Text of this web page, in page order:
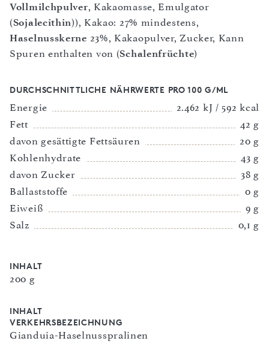
Vollmilchpulver, Kakaomasse, Emulgator
(Sojalecithin)), Kakao: 27% mindestens,
Haselnusskerne 23%, Kakaopulver, Zucker, Kann
Spuren enthalten von (Schalenfrüchte)
DURCHSCHNITTLICHE NÄHRWERTE PRO 100 G/ML
Energie
2.462 kJ / 592 kcal
Fett
42 g
davon gesättigte Fettsäuren
20 g
Kohlenhydrate
43 g
davon Zucker
38 g
Ballaststoffe
0 g
Eiweiß
9 g
Salz
0,1 g
INHALT
200 g
INHALT
VERKEHRSBEZEICHNUNG
Gianduia-Haselnusspralinen